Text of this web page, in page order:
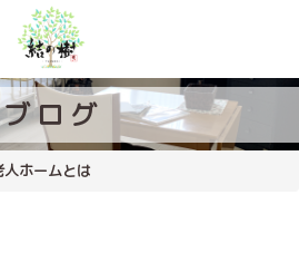
ブロ グ
人ホームとは